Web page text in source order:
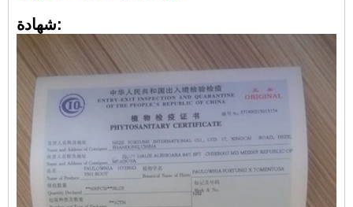
شهادة: